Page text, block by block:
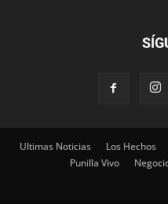
Ultimas Noticias Los Hechos
Punilla Vivo